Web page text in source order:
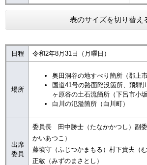
表のサイズを切り替え
日程 令和2年8月31日（月曜日）
場所
奥田洞谷の地すべり箇所（郡上市
国道41号の路面陥没箇所、飛騨
ヶ原谷の土石流箇所（下呂市小坂
白川の氾濫箇所（白川町）
出席
委員
委員長 田中勝士（たなかかつし）副
かいあつこ）
藤墳守（ふじつかまもる）村下貴夫（
正敏（みずのまさとし）